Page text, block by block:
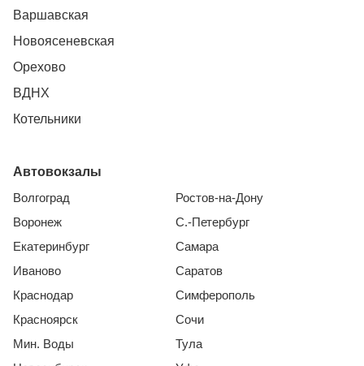
Варшавская
Новоясеневская
Орехово
ВДНХ
Котельники
Автовокзалы
Волгоград
Воронеж
Екатеринбург
Иваново
Краснодар
Красноярск
Мин. Воды
Ростов-на-Дону
С.-Петербург
Самара
Саратов
Симферополь
Сочи
Тула